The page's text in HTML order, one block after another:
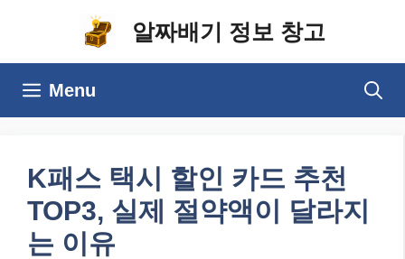
알짜배기 정보 창고
Menu
K패스 택시 할인 카드 추천
TOP3, 실제 절약액이 달라지
는 이유